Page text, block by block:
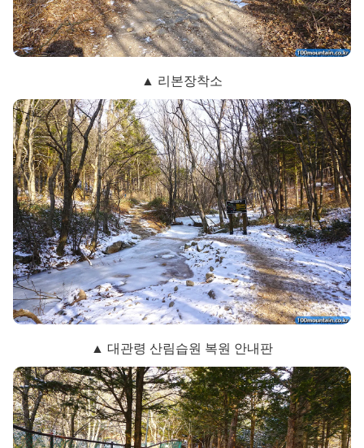
▲ 리본장착소
▲ 대관령 산림습원 복원 안내판